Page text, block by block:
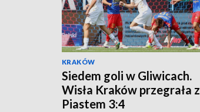
KRAKÓW
Siedem goli w Gliwicach.
Wisła Kraków przegrała z
Piastem 3:4